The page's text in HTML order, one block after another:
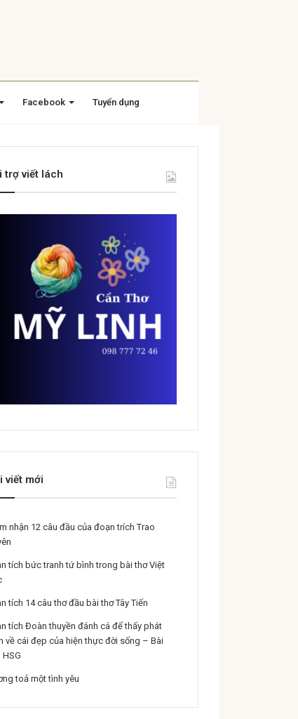
Facebook Tuyển dụng
trợ viết lách
viết mới
nhận 12 câu đầu của đoạn trích Trao
tích bức tranh tứ bình trong bài thơ Việt
tích 14 câu thơ đầu bài thơ Tây Tiến
tích Đoàn thuyền đánh cá để thấy phát
về cái đẹp của hiện thực đời sống – Bài
HSG
toả một tình yêu